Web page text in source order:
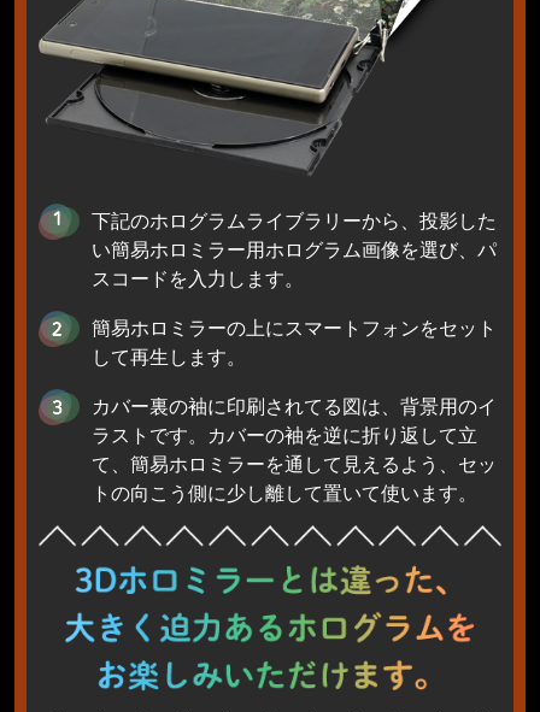
下記のホログラムライブラリーから、投影した
い簡易ホロミラー用ホログラム画像を選び、パ
スコードを入力します。
簡易ホロミラーの上にスマートフォンをセット
して再生します。
カバー裏の袖に印刷されてる図は、背景用のイ
ラストです。カバーの袖を逆に折り返して立
て、簡易ホロミラーを通して見えるよう、セッ
トの向こう側に少し離して置いて使います。